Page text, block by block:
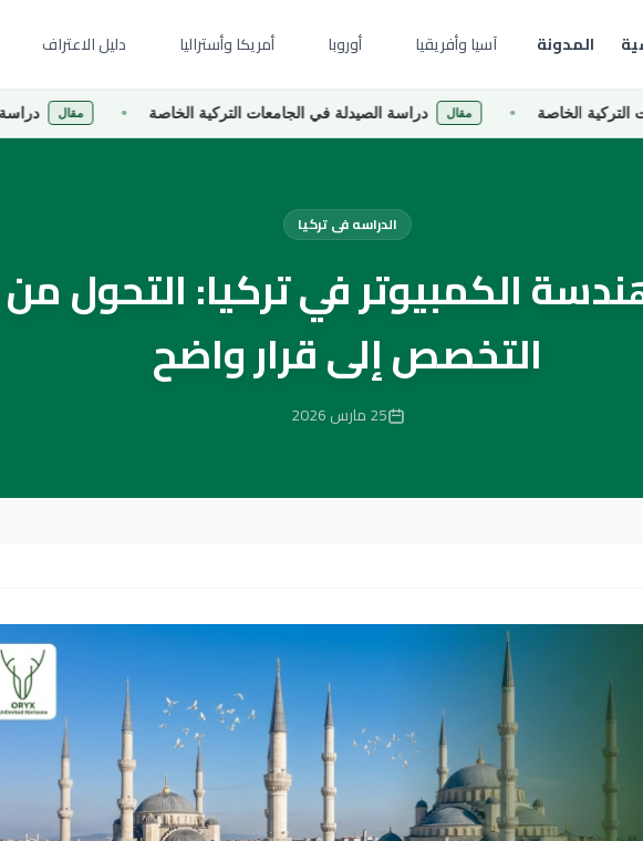
المدونة آسيا وأفريقيا أوروبا أمريكا وأستراليا دليل الاعتراف
مقال دراسة الصيدلة في الجامعات التركية الخاصة مقال دراسة إدارة
الدراسه فى تركيا
الكمبيوتر في تركيا: التحول
التخصص إلى قرار واضح
25 مارس 2026